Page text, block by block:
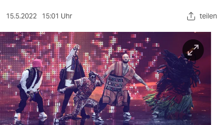
sport
berlin
nord
wahrheit
verlag
15.5.2022 15:01 Uhr teilen